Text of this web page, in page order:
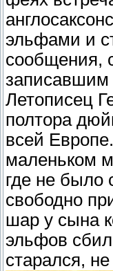
эльфами и
сообщения,
записавшим
Летописец
полтора
всей
маленьком
где не было
свободно
шар у сына
эльфов
старался,